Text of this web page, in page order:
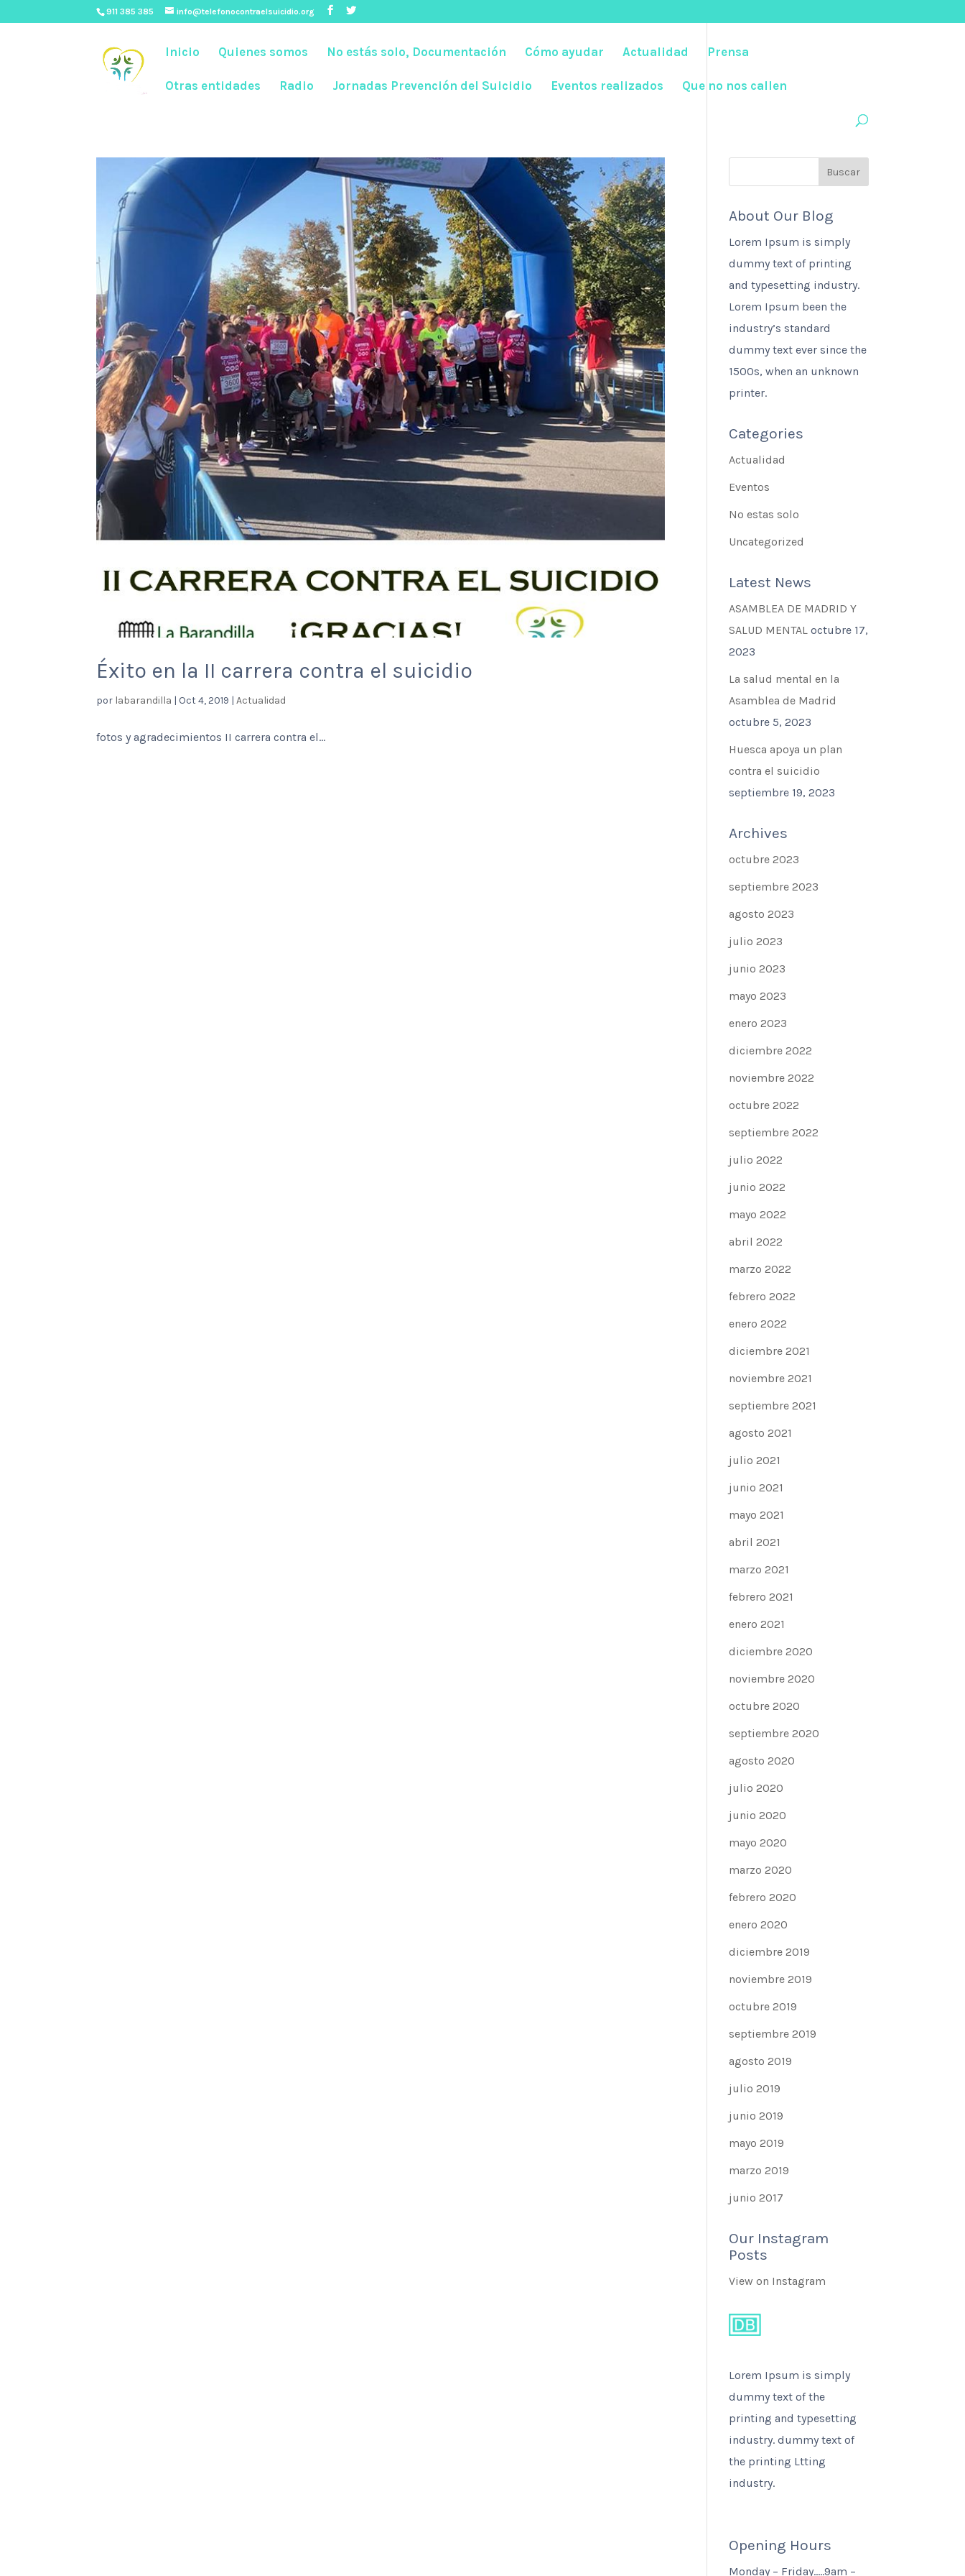
911 385 385 info@telefonocontraelsuicidio.org
Inicio Quienes somos No estás solo, Documentación Cómo ayudar Actualidad Prensa
Otras entidades Radio Jornadas Prevención del Suicidio Eventos realizados Que no nos callen
Éxito en la II carrera contra el suicidio
por labarandilla | Oct 4, 2019 |Actualidad
fotos y agradecimientos II carrera contra el...
About Our Blog
Lorem Ipsum is simply
dummy text of printing
and typesetting industry.
Lorem Ipsum been the
industry’s standard
dummy text ever since the
1500s, when an unknown
printer.
Categories
Actualidad
Eventos
No estas solo
Uncategorized
Latest News
ASAMBLEA DE MADRID Y
SALUD MENTAL octubre 17,
2023
La salud mental en la
Asamblea de Madrid
octubre 5, 2023
Huesca apoya un plan
contra el suicidio
septiembre 19, 2023
Archives
octubre 2023
septiembre 2023
agosto 2023
julio 2023
junio 2023
mayo 2023
enero 2023
diciembre 2022
noviembre 2022
octubre 2022
septiembre 2022
julio 2022
junio 2022
mayo 2022
abril 2022
marzo 2022
febrero 2022
enero 2022
diciembre 2021
noviembre 2021
septiembre 2021
agosto 2021
julio 2021
junio 2021
mayo 2021
abril 2021
marzo 2021
febrero 2021
enero 2021
diciembre 2020
noviembre 2020
octubre 2020
septiembre 2020
agosto 2020
julio 2020
junio 2020
mayo 2020
marzo 2020
febrero 2020
enero 2020
diciembre 2019
noviembre 2019
octubre 2019
septiembre 2019
agosto 2019
julio 2019
junio 2019
mayo 2019
marzo 2019
junio 2017
Our Instagram
Posts
View on Instagram
Lorem Ipsum is simply
dummy text of the
printing and typesetting
industry. dummy text of
the printing Ltting
industry.
Opening Hours
Monday – Friday…..9am –